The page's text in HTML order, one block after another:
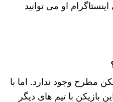
او می توانید
مطرح وجود ندارد. اما با
بازیکن با تیم های دیگر